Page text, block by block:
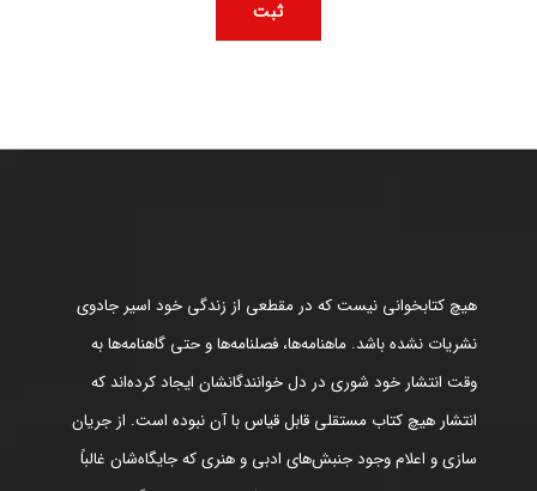
هیچ کتابخوانی نیست که در مقطعی از زندگی خود اسیر جادوی
نشریات نشده باشد. ماهنامه‌ها، فصلنامه‌ها و حتی گاهنامه‌ها به
وقت انتشار خود شوری در دل خوانندگانشان ایجاد کرده‌اند که
انتشار هیچ کتاب مستقلی قابل قیاس با آن نبوده است. از جریان
سازی و اعلام وجود جنبش‌های ادبی و هنری که جایگاه‌شان غالباً